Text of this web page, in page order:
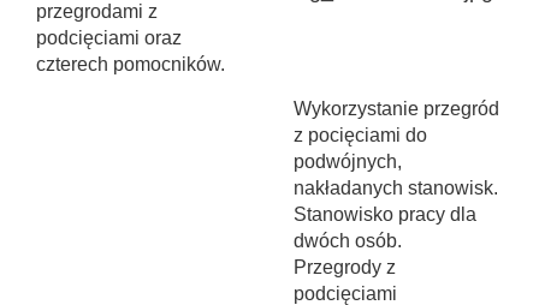
przegrodami z
podcięciami oraz
czterech pomocników.
Wykorzystanie przegród
z pocięciami do
podwójnych,
nakładanych stanowisk.
Stanowisko pracy dla
dwóch osób.
Przegrody z
podcięciami